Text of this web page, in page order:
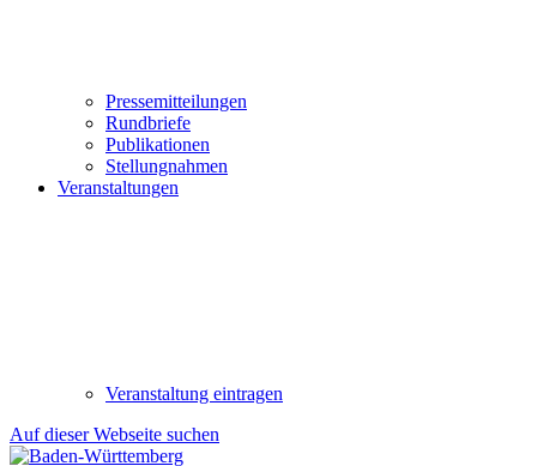
Pressemitteilungen
Rundbriefe
Publikationen
Stellungnahmen
Veranstaltungen
Veranstaltung eintragen
Auf dieser Webseite suchen